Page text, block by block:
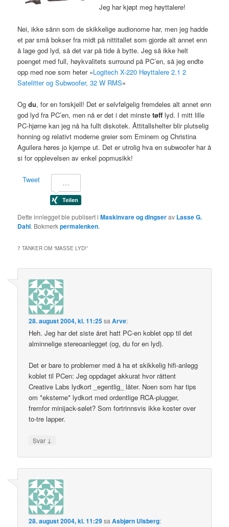
Jeg har kjøpt meg høyttalere!
Nei, ikke sånn som de skikkelige audionome har, men jeg hadde
et par små bokser fra midt på nittitallet som gjorde alt annet enn
å lage god lyd, så det var på tide å bytte. Jeg så ikke helt
poenget med full, høykvalitets surround på PC’en, så jeg endte
opp med noe som heter «Logitech X-220 Høyttalere 2.1 2
Satelitter og Subwoofer, 32 W RMS»
Ogdu, for en forskjell! Det er selvfølgelig fremdeles alt annet enn
god lyd fra PC’en, men nå er det i det minstetøff lyd. I mitt lille
PC-hjørne kan jeg nå ha fullt diskotek. Åttitallshelter blir plutselig
honning og relativt moderne greier som Eminem og Christina
Aguilera høres jo kjempe ut. Det er utrolig hva en subwoofer har å
si for opplevelsen av enkel popmusikk!
Tweet
Dette innlegget ble publisert iMaskinvare og dingserav Lasse G.
Dahl. Bokmerkpermalenken.
7 TANKER OM “MASSE LYD!”
28. august 2004, kl. 11:25sa Arve:
Heh. Jeg har det siste året hatt PC-en koblet opp til det
alminnelige stereoanlegget (og, du for en lyd).
Det er bare to problemer med å ha et skikkelig hifi-anlegg
koblet til PCen: Jeg oppdaget akkurat hvor råttent
Creative Labs lydkort _egentlig_ låter. Noen som har tips
om *eksterne* lydkort med ordentlige RCA-plugger,
fremfor minijack-sølet? Som fortrinnsvis ikke koster over
to-tre lapper.
Svar ↓
28. august 2004, kl. 11:29sa Asbjørn Ulsberg: